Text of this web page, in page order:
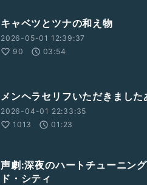
キャベツとツナの和え物
2026-05-01 12:39:37
90
03:54
メンヘラセリフいただきました
2026-04-01 22:33:35
1013
01:23
声劇:深夜のハートチューニン
ド・シティ